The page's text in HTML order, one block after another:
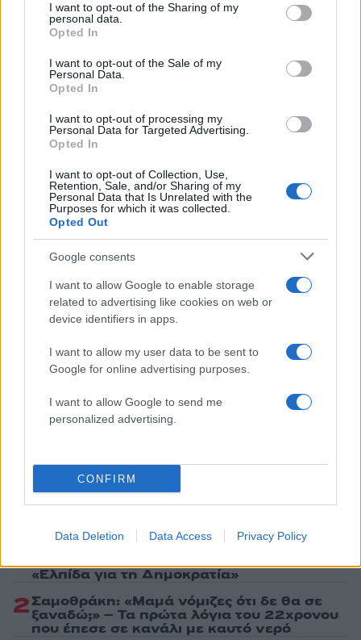
not limited to your visit or usage behaviour. You may click to
grant or deny consent to Google and its third-party tags to
use your data for below specified purposes in below Google
consent section.
I want to opt-out of the Sharing of my
personal data.
Opted In
I want to opt-out of the Sale of my
Personal Data.
Opted In
I want to opt-out of processing my
Personal Data for Targeted Advertising.
Opted In
I want to opt-out of Collection, Use,
Retention, Sale, and/or Sharing of my
Personal Data that Is Unrelated with the
Purposes for which it was collected.
Opted Out
Google consents
I want to allow Google to enable storage
related to advertising like cookies on web or
device identifiers in apps.
I want to allow my user data to be sent to
Google for online advertising purposes.
I want to allow Google to send me
personalized advertising.
CONFIRM
Data Deletion Data Access Privacy Policy
Σχολίασε εδώ
Υποβολή σχολίου
Πολιτική Απορρήτου&Όροι Χρήσης
Μακρο-οικονομία
ΠΥΡΗΝΙΚΟΙ ΣΤΑΘΜΟΙ
Ακολουθήστε το Νewsit.gr στοGoogle News
ενημερωθείτε πρώτοι για όλη την ειδησεογραφία και τα
τελευταία νέατης ημέρας
Έφυγαν οι συνεργάτες, μένει η Μαρία
«Ελπίδα για τη Δημοκρατία»
2Σαμοθράκη: «Μαμά νόμιζες ότι δε θα σε
ξαναδώ;» – Τα πρώτα λόγια του 22χρονου
που έπεσε σε κανάλι με καυτό νερό